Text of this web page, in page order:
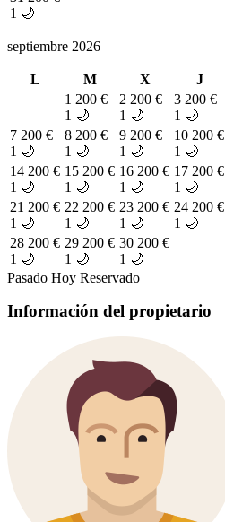
1 🌙
septiembre 2026
L M X J
1 200 €
1 🌙
2 200 €
1 🌙
3 200 €
1 🌙
7 200 €
1 🌙
8 200 €
1 🌙
9 200 €
1 🌙
10 200 €
1 🌙
14 200 €
1 🌙
15 200 €
1 🌙
16 200 €
1 🌙
17 200 €
1 🌙
21 200 €
1 🌙
22 200 €
1 🌙
23 200 €
1 🌙
24 200 €
1 🌙
28 200 €
1 🌙
29 200 €
1 🌙
30 200 €
1 🌙
Pasado Hoy Reservado
Información del propietario